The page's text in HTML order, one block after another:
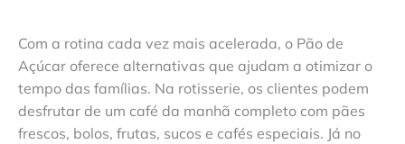
Com a rotina cada vez mais acelerada, o Pão de
Açúcar oferece alternativas que ajudam a otimizar o
tempo das famílias. Na rotisserie, os clientes podem
desfrutar de um café da manhã completo com pães
frescos, bolos, frutas, sucos e cafés especiais. Já no